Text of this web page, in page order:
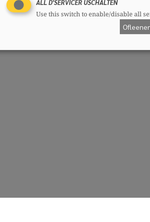
ALL D'SERVICER USCHALTEN
Use this switch to enable/disable all